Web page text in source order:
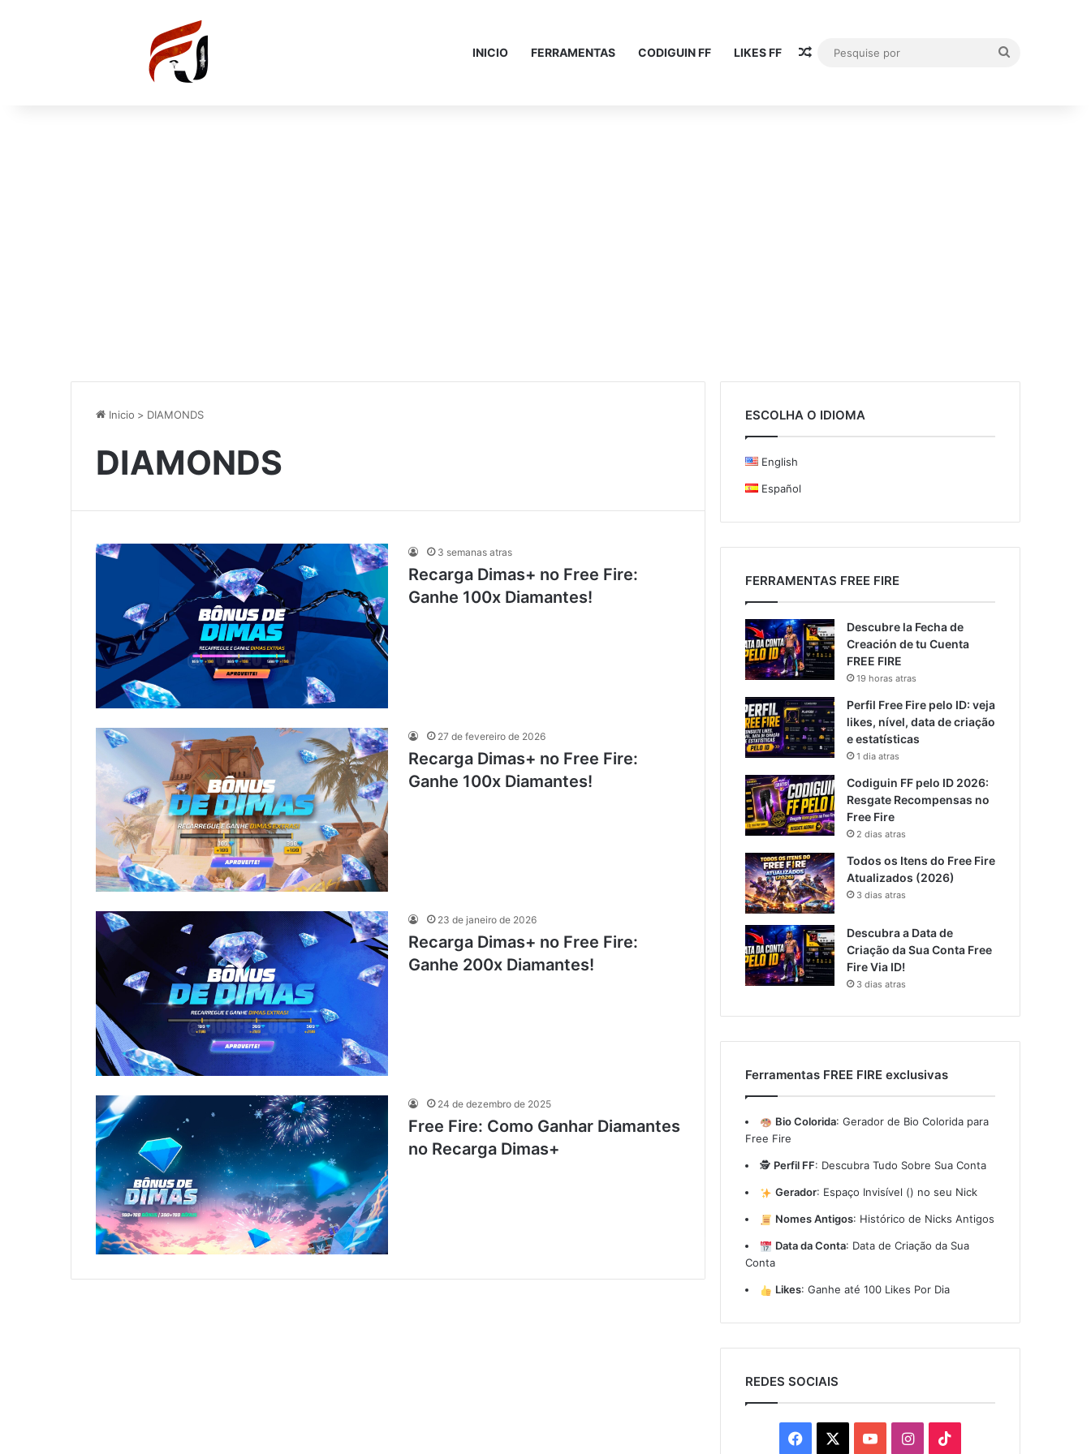
INICIO FERRAMENTAS CODIGUIN FF LIKES FF Artigo aleatório
Inicio > DIAMONDS
DIAMONDS
3 semanas atras
Recarga Dimas+ no Free Fire:
Ganhe 100x Diamantes!
27 de fevereiro de 2026
Recarga Dimas+ no Free Fire:
Ganhe 100x Diamantes!
23 de janeiro de 2026
Recarga Dimas+ no Free Fire:
Ganhe 200x Diamantes!
24 de dezembro de 2025
Free Fire: Como Ganhar Diamantes
no Recarga Dimas+
ESCOLHA O IDIOMA
English
Español
FERRAMENTAS FREE FIRE
Descubre la Fecha de
Creación de tu Cuenta
FREE FIRE
19 horas atras
Perfil Free Fire pelo ID: veja
likes, nível, data de criação
e estatísticas
1 dia atras
Codiguin FF pelo ID 2026:
Resgate Recompensas no
Free Fire
2 dias atras
Todos os Itens do Free Fire
Atualizados (2026)
3 dias atras
Descubra a Data de
Criação da Sua Conta Free
Fire Via ID!
3 dias atras
Ferramentas FREE FIRE exclusivas
Bio Colorida: Gerador de Bio Colorida para
Free Fire
🕵️ Perfil FF: Descubra Tudo Sobre Sua Conta
Gerador: Espaço Invisível (ㅤ) no seu Nick
Nomes Antigos: Histórico de Nicks Antigos
Data da Conta: Data de Criação da Sua
Conta
Likes: Ganhe até 100 Likes Por Dia
REDES SOCIAIS
Facebook YouTubeInstagram